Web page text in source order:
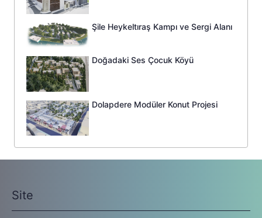
Şile Heykeltıraş Kampı ve Sergi Alanı
Doğadaki Ses Çocuk Köyü
Dolapdere Modüler Konut Projesi
Site